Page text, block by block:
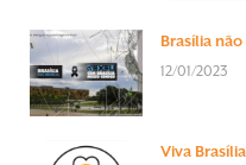
Brasília
12/01/2023
Viva